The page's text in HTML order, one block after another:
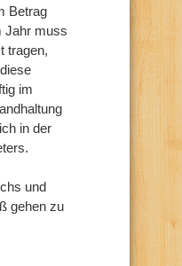
Betrag
Jahr muss
tragen,
im
in der
und
gehen zu